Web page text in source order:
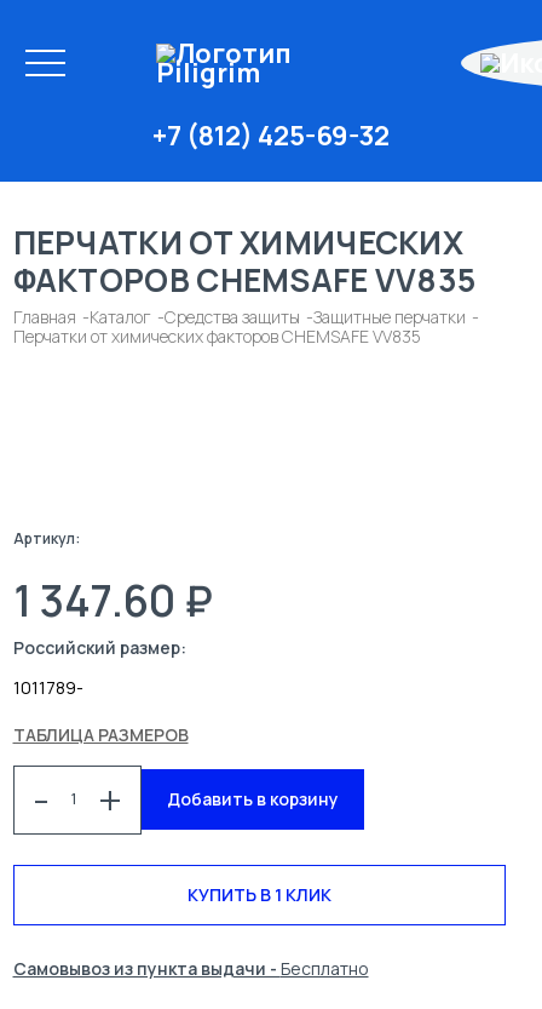
+7 (812) 425-69-32
КАТАЛОГ СПЕЦОДЕЖДА
УСЛУГИ
ПОИСК
ПЕРЧАТКИ ОТ ХИМИЧЕСКИХ
ФАКТОРОВ CHEMSAFE VV835
Главная Каталог Средства защиты
Защитные перчатки
Перчатки от химических факторов CHEMSAFE VV835
Артикул:
1 347.60 ₽
Российский размер:
1011789-
ТАБЛИЦА РАЗМЕРОВ
- + Добавить в корзину
КУПИТЬ В 1 КЛИК
Самовывоз из пункта выдачи - Бесплатно